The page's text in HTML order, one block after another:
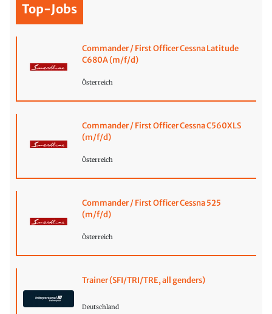
Top-Jobs
Commander / First Officer Cessna Latitude
C680A (m/f/d)
Österreich
Commander / First Officer Cessna C560XLS
(m/f/d)
Österreich
Commander / First Officer Cessna 525
(m/f/d)
Österreich
Trainer (SFI/TRI/TRE, all genders)
Deutschland